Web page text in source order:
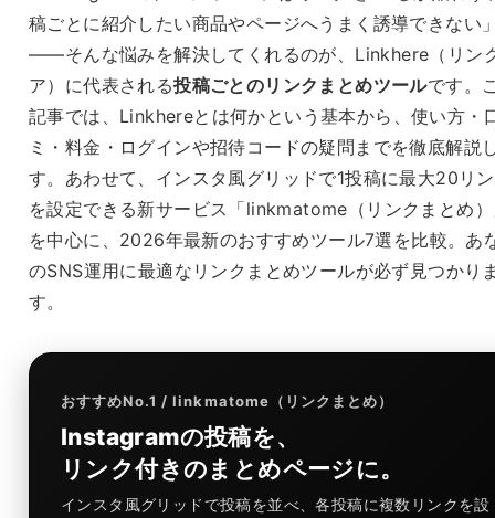
稿ごとに紹介したい商品やページへうまく誘導できない
——そんな悩みを解決してくれるのが、Linkhere（リン
ア）に代表される投稿ごとのリンクまとめツールです。
記事では、Linkhereとは何かという基本から、使い方・
ミ・料金・ログインや招待コードの疑問までを徹底解説
す。あわせて、インスタ風グリッドで1投稿に最大20リ
を設定できる新サービス「linkmatome（リンクまとめ
を中心に、2026年最新のおすすめツール7選を比較。あ
のSNS運用に最適なリンクまとめツールが必ず見つかり
す。
おすすめNo.1 / linkmatome（リンクまとめ）
Instagramの投稿を、
リンク付きのまとめページに。
インスタ風グリッドで投稿を並べ、各投稿に複数リンクを設